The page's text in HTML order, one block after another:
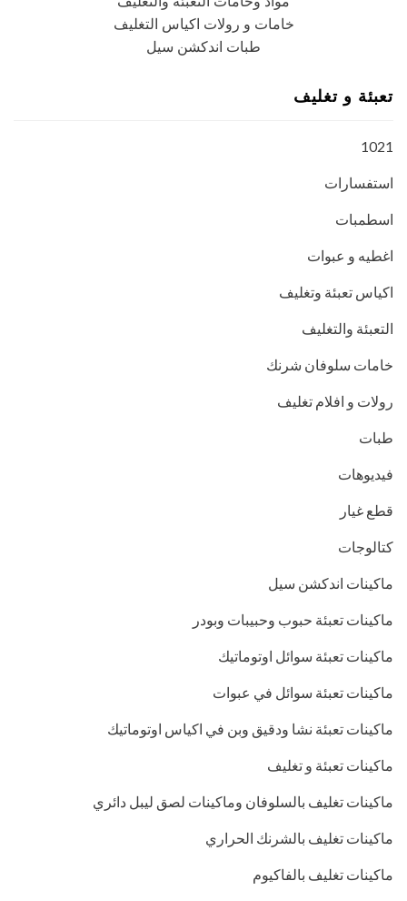
خامات و رولات اكياس التغليف
طبات اندكشن سيل
تعبئة و تغليف
1021
استفسارات
اسطمبات
اغطيه و عبوات
اكياس تعبئة وتغليف
التعبئة والتغليف
خامات سلوفان شرنك
رولات و افلام تغليف
طبات
فيديوهات
قطع غيار
كتالوجات
ماكينات اندكشن سيل
ماكينات تعبئة حبوب وحبيبات وبودر
ماكينات تعبئة سوائل اوتوماتيك
ماكينات تعبئة سوائل في عبوات
ماكينات تعبئة نشا ودقيق وبن في اكياس اوتوماتيك
ماكينات تعبئة و تغليف
ماكينات تغليف بالسلوفان وماكينات لصق ليبل دائري
ماكينات تغليف بالشرنك الحراري
ماكينات تغليف بالفاكيوم